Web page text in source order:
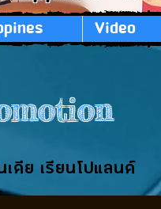
Video
ดีย เรียนโปแลนด์